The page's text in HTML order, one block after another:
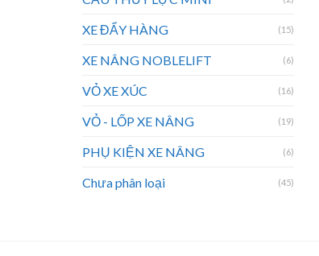
XE ĐẨY HÀNG (15)
XE NÂNG NOBLELIFT (6)
VỎ XE XÚC (16)
VỎ - LỐP XE NÂNG (19)
PHỤ KIỆN XE NÂNG (6)
Chưa phân loại (45)